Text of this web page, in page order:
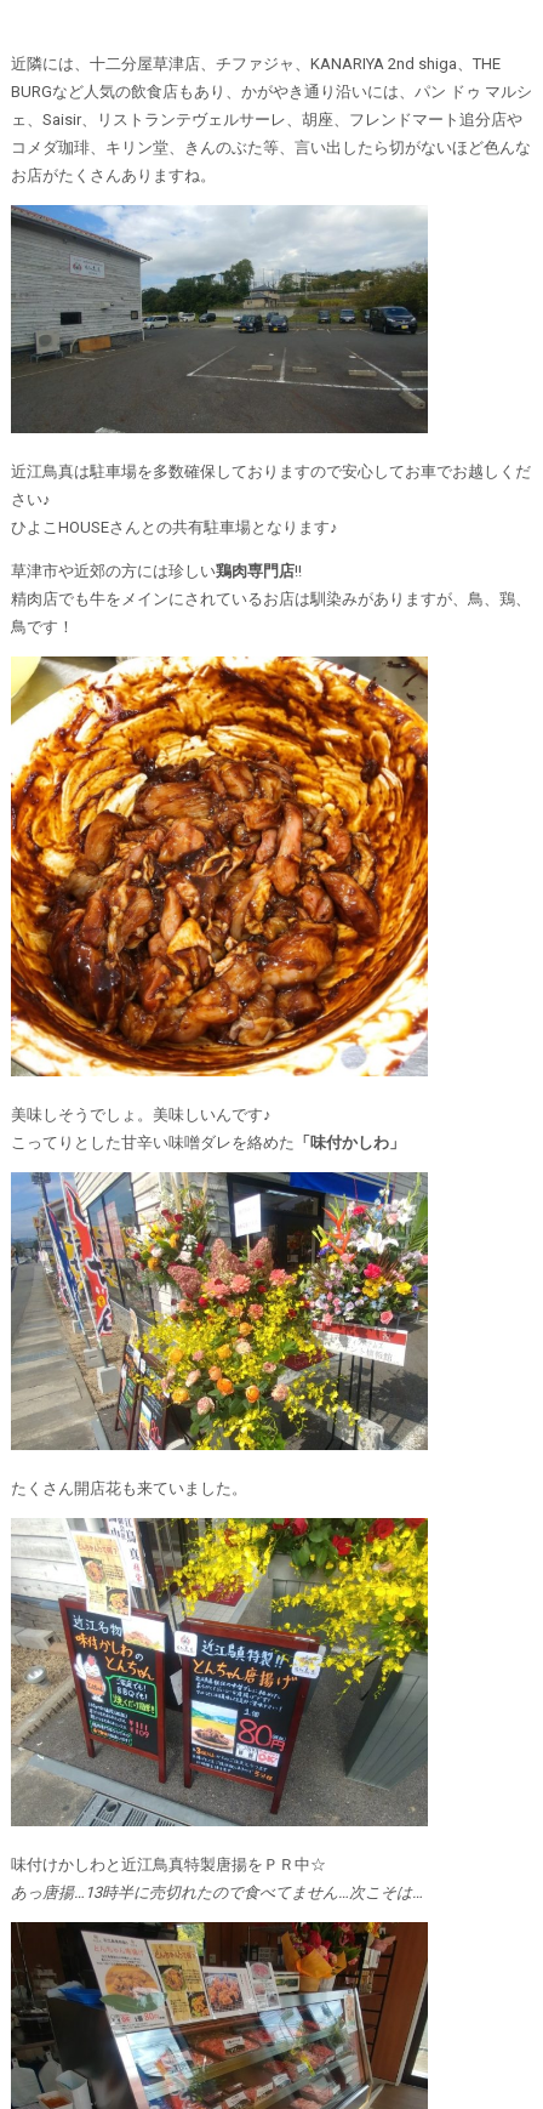
近隣には、十二分屋草津店、チファジャ、KANARIYA 2nd shiga、THE
BURGなど人気の飲食店もあり、かがやき通り沿いには、パン ドゥ マルシ
ェ、Saisir、リストランテヴェルサーレ、胡座、フレンドマート追分店や
コメダ珈琲、キリン堂、きんのぶた等、言い出したら切がないほど色んな
お店がたくさんありますね。
近江鳥真は駐車場を多数確保しておりますので安心してお車でお越しくだ
さい♪
ひよこHOUSEさんとの共有駐車場となります♪
草津市や近郊の方には珍しい鶏肉専門店!!
精肉店でも牛をメインにされているお店は馴染みがありますが、鳥、鶏、
鳥です！
美味しそうでしょ。美味しいんです♪
こってりとした甘辛い味噌ダレを絡めた 「味付かしわ」
たくさん開店花も来ていました。
味付けかしわと近江鳥真特製唐揚をＰＲ中☆
あっ唐揚…13時半に売切れたので食べてません…次こそは…